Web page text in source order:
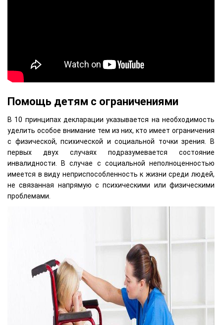
Помощь детям с ограничениями
В 10 принципах декларации указывается на необходимость
уделить особое внимание тем из них, кто имеет ограничения
с физической, психической и социальной точки зрения. В
первых двух случаях подразумевается состояние
инвалидности. В случае с социальной неполноценностью
имеется в виду неприспособленность к жизни среди людей,
не связанная напрямую с психическими или физическими
проблемами.